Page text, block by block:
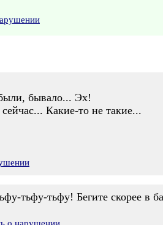
бывало... Эх!
Какие-то не такие...
тьфу-тьфу! Бегите скорее в